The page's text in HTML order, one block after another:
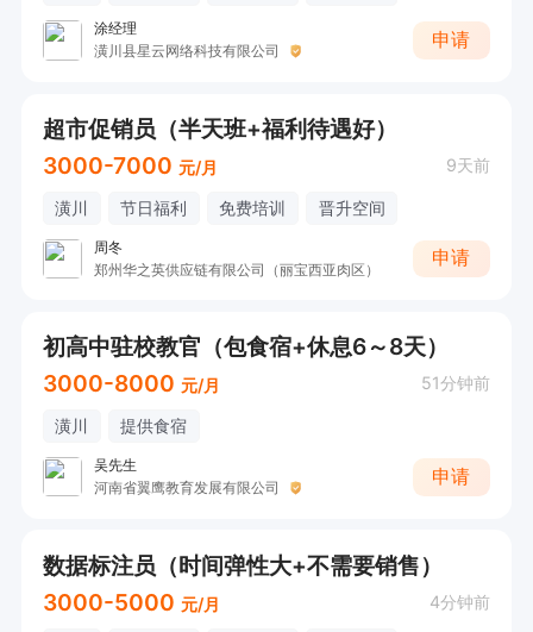
涂经理
潢川县星云网络科技有限公司
申请
超市促销员（半天班+福利待遇好）
3000-7000 元/月 9天前
潢川 节日福利 免费培训 晋升空间
周冬
郑州华之英供应链有限公司（丽宝西亚肉区）
申请
初高中驻校教官（包食宿+休息6～8天）
3000-8000 元/月 51分钟前
潢川 提供食宿
吴先生
河南省翼鹰教育发展有限公司
申请
数据标注员（时间弹性大+不需要销售）
3000-5000 元/月 4分钟前